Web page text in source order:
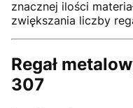
znacznej ilości
zwiększania liczby
Regał
307